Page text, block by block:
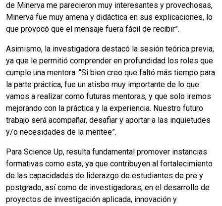
de Minerva me parecieron muy interesantes y provechosas,
Minerva fue muy amena y didáctica en sus explicaciones, lo
que provocó que el mensaje fuera fácil de recibir”.
Asimismo, la investigadora destacó la sesión teórica previa,
ya que le permitió comprender en profundidad los roles que
cumple una mentora: “Si bien creo que faltó más tiempo para
la parte práctica, fue un atisbo muy importante de lo que
vamos a realizar como futuras mentoras, y que solo iremos
mejorando con la práctica y la experiencia. Nuestro futuro
trabajo será acompañar, desafiar y aportar a las inquietudes
y/o necesidades de la mentee”.
Para Science Up, resulta fundamental promover instancias
formativas como esta, ya que contribuyen al fortalecimiento
de las capacidades de liderazgo de estudiantes de pre y
postgrado, así como de investigadoras, en el desarrollo de
proyectos de investigación aplicada, innovación y